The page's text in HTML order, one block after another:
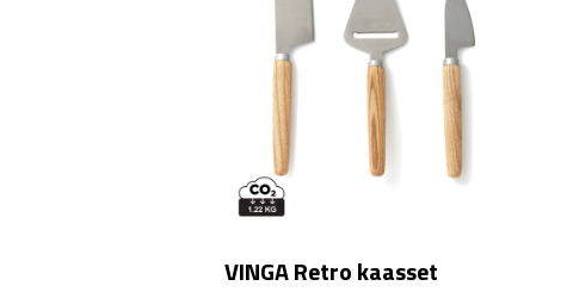
VINGA Retro kaasset